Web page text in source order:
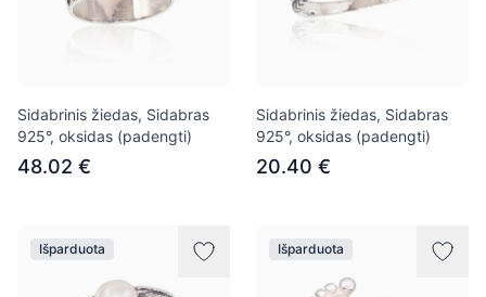
Sidabrinis žiedas, Sidabras
925°, oksidas (padengti)
48.02 €
Sidabrinis žiedas, Sidabras
925°, oksidas (padengti)
20.40 €
Išparduota Išparduota